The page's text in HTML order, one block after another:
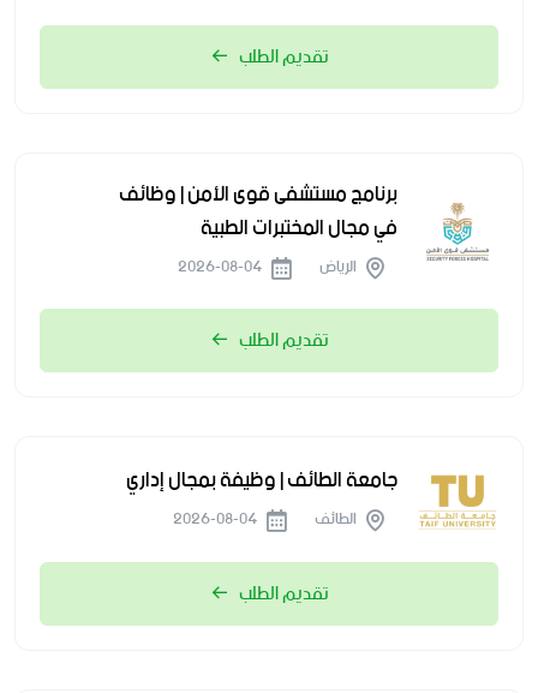
تقديم الطلب
برنامج مستشفى قوى الأمن | وظائف
في مجال المختبرات الطبية
الرياض
تقديم الطلب
جامعة الطائف | وظيفة بمجال إداري
الطائف
تقديم الطلب